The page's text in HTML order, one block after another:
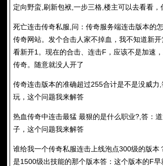
定向野蛮,刷新包袱,一步三格,楼主可以去看看
死亡连击传奇私服 ,问：传奇服务端连击版本的
传奇网站。发个合击人家不掉血，我不知道新
看新开1。现在的合击、连击F，应该不是加速
传奇。随意就没人开了
传奇连击版本的准确超过255合计是不是没威
玩，这个问题我来解答
热血传奇中连击最猛 最狠的是什么职业?,答：
子，这个问题我来解答
谁给我一个传奇私服连击上线泡点300级的版本
是1500级出技能的那个版本答：这个版本的F